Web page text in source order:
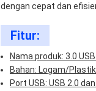
dengan cepat dan
Fitur:
Nama produk: 3.0
Bahan: Logam/Plastik
Port USB: USB 2.0